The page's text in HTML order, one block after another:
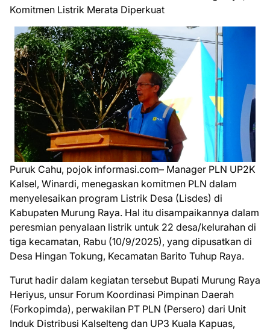
Komitmen Listrik Merata Diperkuat
Puruk Cahu, pojok informasi.com– Manager PLN UP2K
Kalsel, Winardi, menegaskan komitmen PLN dalam
menyelesaikan program Listrik Desa (Lisdes) di
Kabupaten Murung Raya. Hal itu disampaikannya dalam
peresmian penyalaan listrik untuk 22 desa/kelurahan di
tiga kecamatan, Rabu (10/9/2025), yang dipusatkan di
Desa Hingan Tokung, Kecamatan Barito Tuhup Raya.
Turut hadir dalam kegiatan tersebut Bupati Murung Raya
Heriyus, unsur Forum Koordinasi Pimpinan Daerah
(Forkopimda), perwakilan PT PLN (Persero) dari Unit
Induk Distribusi Kalselteng dan UP3 Kuala Kapuas,